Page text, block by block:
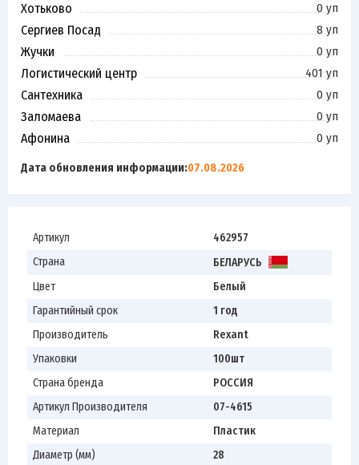
Хотьково 0 уп
Сергиев Посад 8 уп
Жучки 0 уп
Логистический центр 401 уп
Сантехника 0 уп
Заломаева 0 уп
Афонина 0 уп
Дата обновления информации:07.08.2026
Артикул
462957
Страна
БЕЛАРУСЬ
Цвет
Белый
Гарантийный срок
1 год
Производитель
Rexant
Упаковки
100шт
Страна бренда
РОССИЯ
Артикул Производителя
07-4615
Материал
Пластик
Диаметр (мм)
28